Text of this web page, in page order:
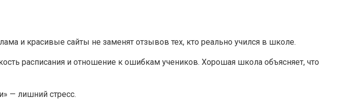
и красивые сайты не заменят отзывов тех, кто реально учился в школе.
расписания и отношение к ошибкам учеников. Хорошая школа объясняет, что
— лишний стресс.